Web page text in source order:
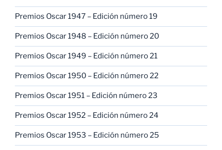
Premios Oscar 1947 – Edición número 19
Premios Oscar 1948 – Edición número 20
Premios Oscar 1949 – Edición número 21
Premios Oscar 1950 – Edición número 22
Premios Oscar 1951 – Edición número 23
Premios Oscar 1952 – Edición número 24
Premios Oscar 1953 – Edición número 25